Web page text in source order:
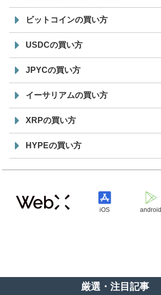
ビットコインの買い方
USDCの買い方
JPYCの買い方
イーサリアムの買い方
XRPの買い方
HYPEの買い方
iOS android
厳選・注目記事